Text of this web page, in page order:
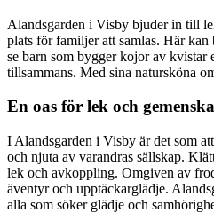
Alandsgarden i Visby bjuder in till
plats för familjer att samlas. Här
se barn som bygger kojor av kvistar
tillsammans. Med sina natursköna
En oas för lek och
I Alandsgarden i Visby är det som
och njuta av varandras sällskap.
lek och avkoppling. Omgiven av
äventyr och upptäckarglädje.
alla som söker glädje och